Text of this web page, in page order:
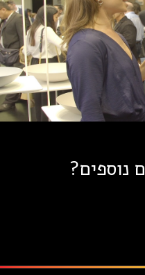
נוספים?